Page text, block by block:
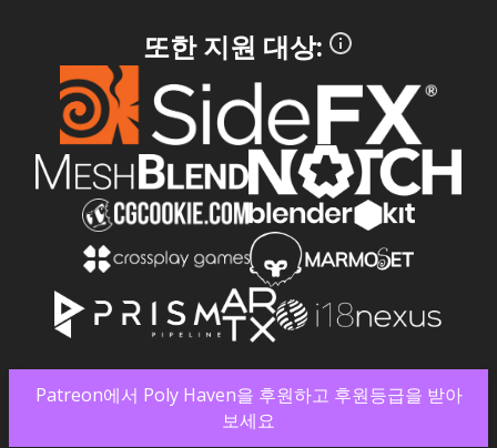
또한 지원 대상:
Patreon에서 Poly Haven을 후원하고 후원등급을 받아
보세요